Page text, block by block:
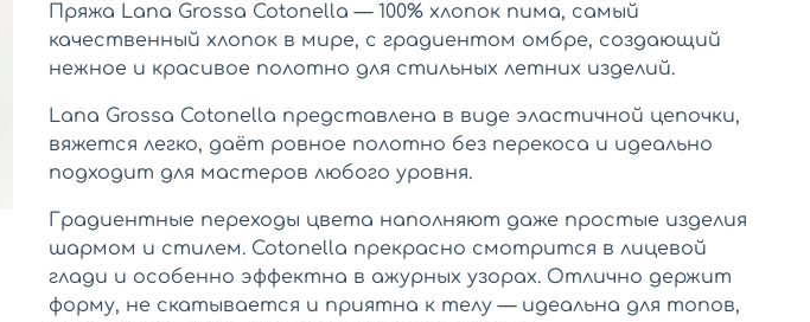
Пряжа Lana Grossa Cotonella — 100% хлопок пима, самый
качественный хлопок в мире, с градиентом омбре, создающий
нежное и красивое полотно для стильных летних изделий.
Lana Grossa Cotonella представлена в виде эластичной цепочки,
вяжется легко, даёт ровное полотно без перекоса и идеально
подходит для мастеров любого уровня.
Градиентные переходы цвета наполняют даже простые изделия
шармом и стилем. Cotonella прекрасно смотрится в лицевой
глади и особенно эффектна в ажурных узорах. Отлично держит
форму, не скатывается и приятна к телу — идеальна для топов,